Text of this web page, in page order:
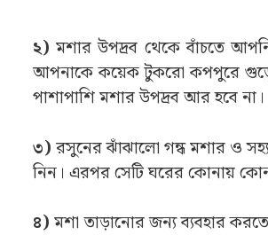
২) মশার উপদ্রব থেকে বাঁচতে
আপনাকে কয়েক টুকরো কপপুরে গুড়ের
পাশাপাশি মশার উপদ্রব আর হবে না।
৩)রসুনের ঝাঁঝালো গন্ধ মশার ও
নিন। এরপর সেটি ঘরের কোনায়
৪)মশা তাড়ানোর জন্য ব্যবহার